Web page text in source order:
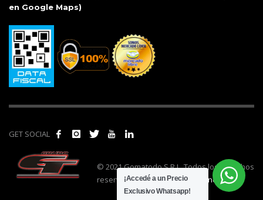
en Google Maps)
GET SOCIAL
© 2021 Gomatodo S.R.L. Todos los derechos
reservados. | Realizado por
cónclave.
¡Accedé a un Precio
Exclusivo Whatsapp!